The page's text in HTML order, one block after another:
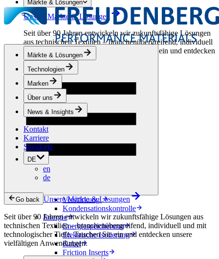
Märkte & Lösungen
Unsere Märkte & Lösungen
Seit über 90 Jahren entwickeln wir zukunftsfähige Lösungen
aus technischen Textilien – branchenübergreifend, individuell
und mit technologischer Tiefe. Tauchen Sie ein und entdecken
unsere vielfältigen Anwendungen.
Bekleidung & Schuhe
Mode
Sportbekleidung
Schuhe
Hobbyschneiderei
Bauwesen
Entwässerung
Verstärkung
Kondensationskontrolle
Energie
Energiespeicherung
Elektrische Isolierung
Kabel
Friction Inserts
Märkte & Lösungen
Technologien
Marken
Über uns
News & Insights
Kontakt
Karriere
Standorte
DE
en
de
Go back Unsere Märkte & Lösungen
Seit über 90 Jahren entwickeln wir zukunftsfähige Lösungen aus
technischen Textilien – branchenübergreifend, individuell und mit
technologischer Tiefe. Tauchen Sie ein und entdecken unsere
vielfältigen Anwendungen.